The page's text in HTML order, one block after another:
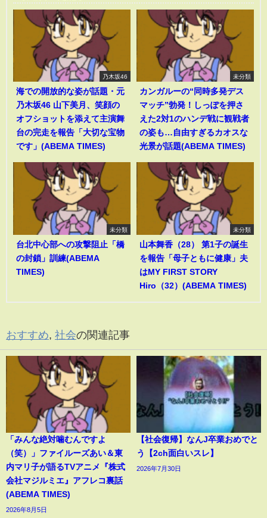
乃木坂46
海での開放的な姿が話題・元
乃木坂46 山下美月、笑顔の
オフショットを添えて主演舞
台の完走を報告「大切な宝物
です」(ABEMA TIMES)
未分類
カンガルーの“同時多発デス
マッチ”勃発！しっぽを押さ
えた2対1のハンデ戦に観戦者
の姿も…自由すぎるカオスな
光景が話題(ABEMA TIMES)
未分類
台北中心部への攻撃阻止「橋
の封鎖」訓練(ABEMA
TIMES)
未分類
山本舞香（28） 第1子の誕生
を報告「母子ともに健康」夫
はMY FIRST STORY
Hiro（32）(ABEMA TIMES)
おすすめ, 社会の関連記事
「みんな絶対噛むんですよ
（笑）」ファイルーズあい＆東
内マリ子が語るTVアニメ『株式
会社マジルミエ』アフレコ裏話
(ABEMA TIMES)
2026年8月5日
【社会復帰】なんJ卒業おめでと
う【2ch面白いスレ】
2026年7月30日